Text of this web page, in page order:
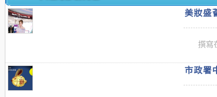
美妝盛
撰寫
市政署